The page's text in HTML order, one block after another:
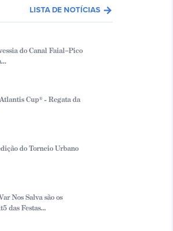
LISTA DE NOTÍCIAS arrow_forward
do Canal Faial–Pico
Cup® - Regata da
do Torneio Urbano
Nos Salva são os
das Festas...